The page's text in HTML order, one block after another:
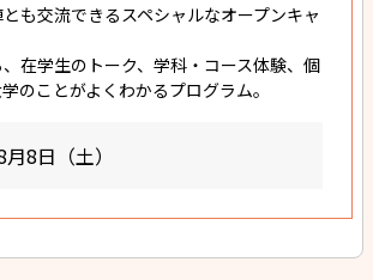
も交流できるスペシャルなオープンキャ
在学生のトーク、学科・コース体験、個
のことがよくわかるプログラム。
8日（土）